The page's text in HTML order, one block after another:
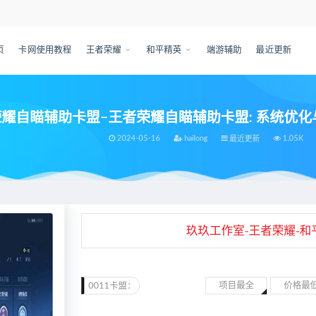
卡网使用教程 王者荣耀 和平精英 端游辅助 最近更新
自瞄辅助卡盟–王者荣耀自瞄辅助卡盟: 系统优
2024-05-16 hailong 最近更新 1.05K
王者荣耀自瞄辅助卡盟–王者荣耀自瞄辅助卡盟: 系统优化与游戏乐趣之完美结合
玖玖工作室-王者荣耀-和
0011卡盟： 价格最
项目最全